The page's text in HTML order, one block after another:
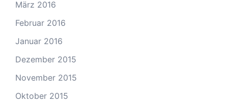
März 2016
Februar 2016
Januar 2016
Dezember 2015
November 2015
Oktober 2015